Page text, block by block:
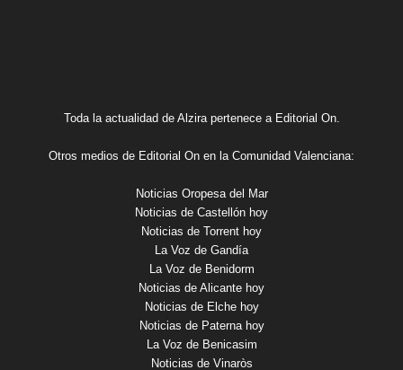
Toda la actualidad de Alzira pertenece a Editorial On.
Otros medios de Editorial On en la Comunidad Valenciana:
Noticias Oropesa del Mar
Noticias de Castellón hoy
Noticias de Torrent hoy
La Voz de Gandía
La Voz de Benidorm
Noticias de Alicante hoy
Noticias de Elche hoy
Noticias de Paterna hoy
La Voz de Benicasim
Noticias de Vinaròs